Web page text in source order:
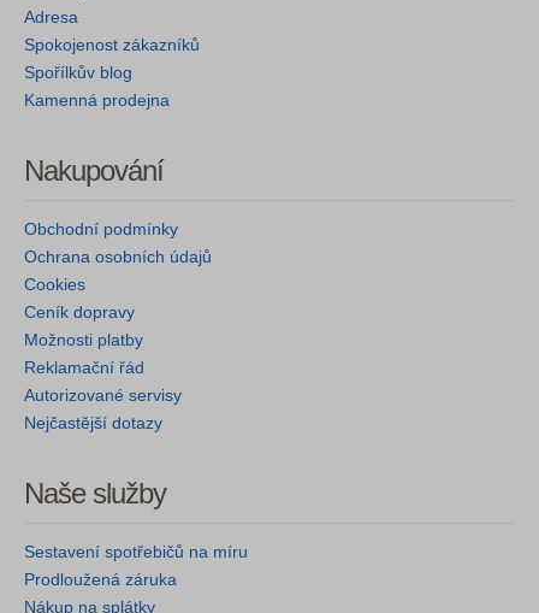
Adresa
Spokojenost zákazníků
Spořílkův blog
Kamenná prodejna
Nakupování
Obchodní podmínky
Ochrana osobních údajů
Cookies
Ceník dopravy
Možnosti platby
Reklamační řád
Autorizované servisy
Nejčastější dotazy
Naše služby
Sestavení spotřebičů na míru
Prodloužená záruka
Nákup na splátky